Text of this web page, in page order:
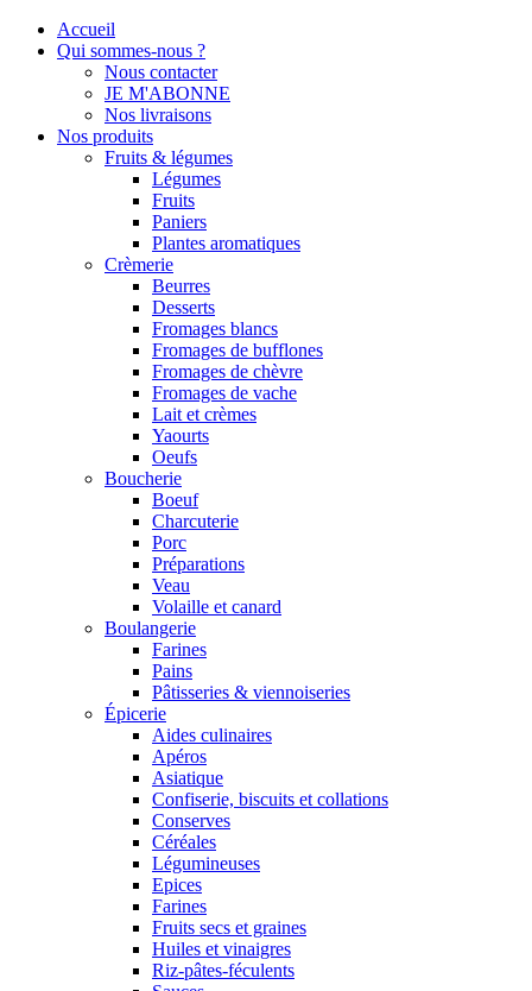
Accueil
Qui sommes-nous ?
Nous contacter
JE M'ABONNE
Nos livraisons
Nos produits
Fruits & légumes
Légumes
Fruits
Paniers
Plantes aromatiques
Crèmerie
Beurres
Desserts
Fromages blancs
Fromages de bufflones
Fromages de chèvre
Fromages de vache
Lait et crèmes
Yaourts
Oeufs
Boucherie
Boeuf
Charcuterie
Porc
Préparations
Veau
Volaille et canard
Boulangerie
Farines
Pains
Pâtisseries & viennoiseries
Épicerie
Aides culinaires
Apéros
Asiatique
Confiserie, biscuits et collations
Conserves
Céréales
Légumineuses
Epices
Farines
Fruits secs et graines
Huiles et vinaigres
Riz-pâtes-féculents